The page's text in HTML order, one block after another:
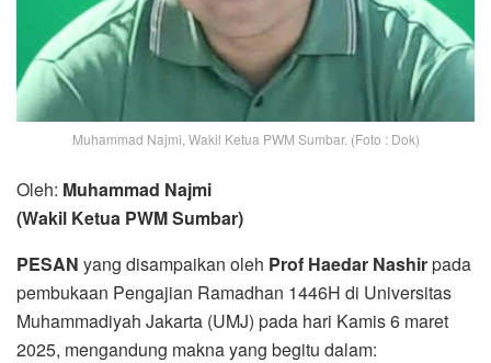
Muhammad Najmi, Wakil Ketua PWM Sumbar. (Foto : Dok)
Oleh: Muhammad Najmi
(Wakil Ketua PWM Sumbar)
PESAN yang disampaikan oleh Prof Haedar Nashirpada
pembukaan Pengajian Ramadhan 1446H di Universitas
Muhammadiyah Jakarta (UMJ) pada hari Kamis 6 maret
2025, mengandung makna yang begitu dalam: